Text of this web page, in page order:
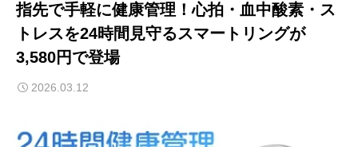
指先で手軽に健康管理！心拍・血中酸素・ス
トレスを24時間見守るスマートリングが
3,580円で登場
2026.03.12